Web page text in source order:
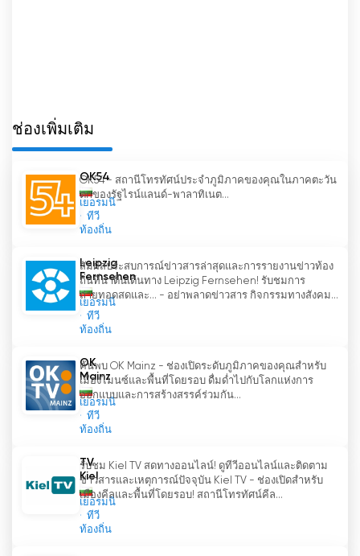
เพลิดเพลินกับเนื้อหาต้นฉบับและเรียนรู้เกี่ยวกับแง่มุม
ต่างๆ ของการท่องเที่ยว
BG-DNES TV นำเสนอการรับชมสดผ่านทาง
อินเทอร์เน็ต ซึ่งหมายความว่าผู้ชมสามารถเพลิดเพลิน
กับรายการโปรดและสารคดีต่างๆ ได้ทุกที่ทุกเวลา ไม่
ออนไลน์และเพลิดเพลินไปกับ BG-DNES TV ได้
เขียนโปรแกรมที่มีคุณภาพ
BG-DNES TV เป็นช่องโทรทัศน์ที่ให้ข้อมูลด้านการท่อง
เที่ยวอย่างครบถ้วนแก่ผู้ชม ด้วยความเป็นมืออาชีพที่
มอบประสบการณ์ที่น่าจดจำและจุดหมายปลายทางที่
น่าตื่นเต้นให้แก่ผู้ชม
BG-Dnes TV รับชมการถ่ายทอดสดออนไลน์
ช่องเพิ่มเติม
OK54
เยอรมนี
ทีวี
ท้องถิ่น
OK54 - สถานีโทรทัศน์ประจำภูมิภาคของคุณในภาคตะวัน
ตกของรัฐไรน์แลนด์-พาลาทิเนต...
Leipzig
Fernsehen
เยอรมนี
ทีวี
ท้องถิ่น
สัมผัสประสบการณ์ข่าวสารล่าสุดและการรายงานข่าวท้อง
ถิ่นที่น่าตื่นเต้นทาง Leipzig Fernsehen! รับชมการ
ถ่ายทอดสดและ... - อย่าพลาดข่าวสาร กิจกรรมทางสังคม...
OK
Mainz
เยอรมนี
ทีวี
ท้องถิ่น
ค้นพบ OK Mainz - ช่องเปิดระดับภูมิภาคของคุณสำหรับ
เมืองไมนซ์และพื้นที่โดยรอบ ดื่มด่ำไปกับโลกแห่งการ
ออกแบบและการสร้างสรรค์ร่วมกัน...
TV
Kiel
เยอรมนี
ทีวี
ท้องถิ่น
รับชม Kiel TV สดทางออนไลน์! ดูทีวีออนไลน์และติดตาม
ข่าวสารและเหตุการณ์ปัจจุบัน Kiel TV - ช่องเปิดสำหรับ
เมืองคีลและพื้นที่โดยรอบ! สถานีโทรทัศน์คีล...